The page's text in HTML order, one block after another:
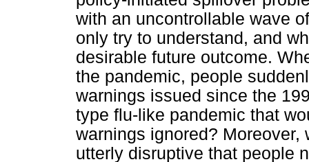
with an uncontrollable wave
only try to understand, and
desirable future outcome.
the pandemic, people
warnings issued since the
type flu-like pandemic that
warnings ignored?
utterly disruptive that people